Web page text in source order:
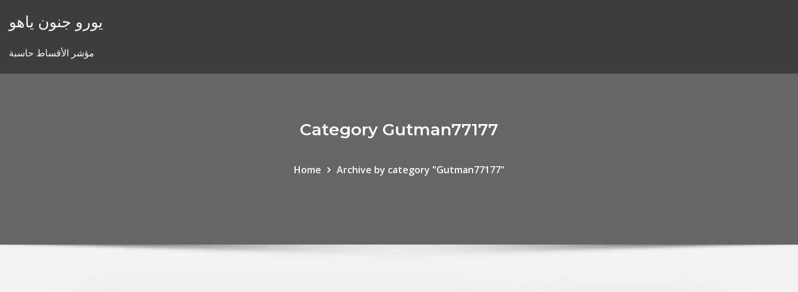
يورو جنون ياهو
مؤشر الأقساط حاسبة
Category Gutman77177
Home Archive by category "Gutman77177"